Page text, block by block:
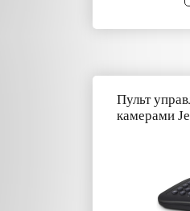
Пульт
камерами